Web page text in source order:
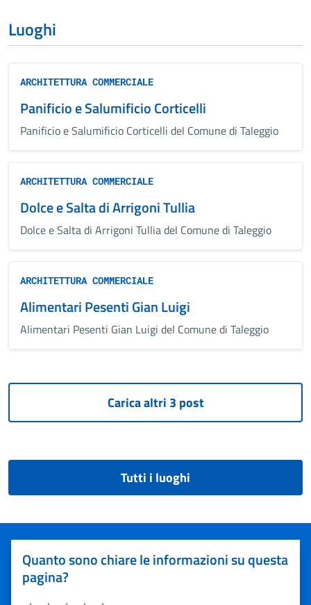
Luoghi
ARCHITETTURA COMMERCIALE
Panificio e Salumificio Corticelli
Panificio e Salumificio Corticelli del Comune di Taleggio
ARCHITETTURA COMMERCIALE
Dolce e Salta di Arrigoni Tullia
Dolce e Salta di Arrigoni Tullia del Comune di Taleggio
ARCHITETTURA COMMERCIALE
Alimentari Pesenti Gian Luigi
Alimentari Pesenti Gian Luigi del Comune di Taleggio
Tutti i luoghi
Quanto sono chiare le informazioni su questa
pagina?